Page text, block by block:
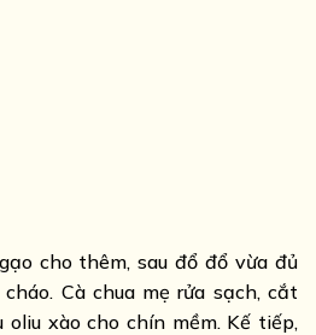
cho thêm, sau đổ đổ vừa đủ
Cà chua mẹ rửa sạch, cắt
xào cho chín mềm. Kế tiếp,